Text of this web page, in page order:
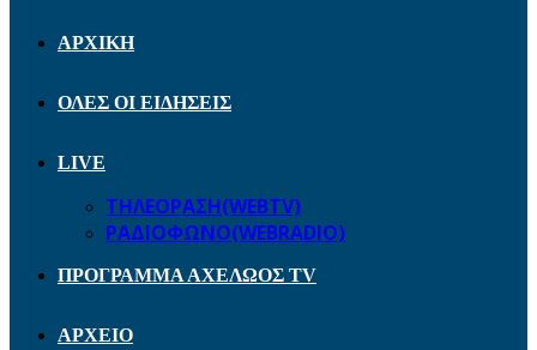
ΑΡΧΙΚΗ
ΟΛΕΣ ΟΙ ΕΙΔΗΣΕΙΣ
LIVE
ΤΗΛΕΟΡΑΣΗ(WEBTV)
ΡΑΔΙΟΦΩΝΟ(WEBRADIO)
ΠΡΟΓΡΑΜΜΑ ΑΧΕΛΩΟΣ TV
ΑΡΧΕΙΟ